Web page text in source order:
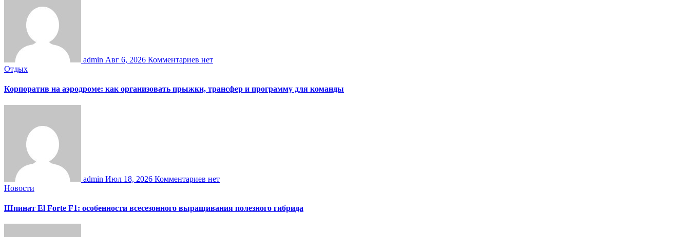
admin Авг 6, 2026 Комментариев нет
Отдых
Корпоратив на аэродроме: как организовать прыжки, трансфер и программу для команды
admin Июл 18, 2026 Комментариев нет
Новости
Шпинат El Forte F1: особенности всесезонного выращивания полезного гибрида